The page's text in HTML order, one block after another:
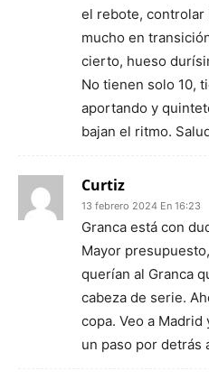
el rebote, controlar
mucho en
cierto, hueso
No tienen solo 10,
aportando y
bajan el ritmo.
Curtiz
13 febrero 2024 En 16:23
Granca está con
Mayor
querían al Granca
cabeza de serie.
copa. Veo a
un paso por detrás